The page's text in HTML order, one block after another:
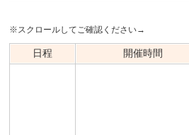
※スクロールしてご確認ください→
日程 開催時間